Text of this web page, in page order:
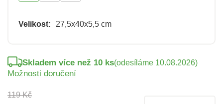
Velikost: 27,5x40x5,5 cm
119 Kč
Skladem více než 10 ks(odesíláme 10.08.2026)
Možnosti doručení